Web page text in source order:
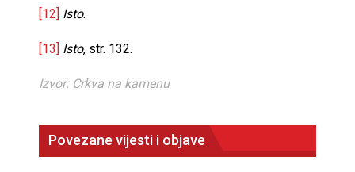
[12] Isto.
[13] Isto, str. 132.
Izvor: Crkva na kamenu
Povezane vijesti i objave